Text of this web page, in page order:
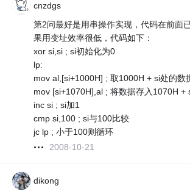
cnzdgs
第2问最好是用串操作实现，代码在前面
果用变址效率很低，代码如下：
xor si,si ; si初始化为0
lp:
mov al,[si+1000H] ; 取1000H + si处的数
mov [si+1070H],al ; 将数据存入1070H +
inc si ; si加1
cmp si,100 ; si与100比较
jc lp ; 小于100则循环
2008-10-21
dikong